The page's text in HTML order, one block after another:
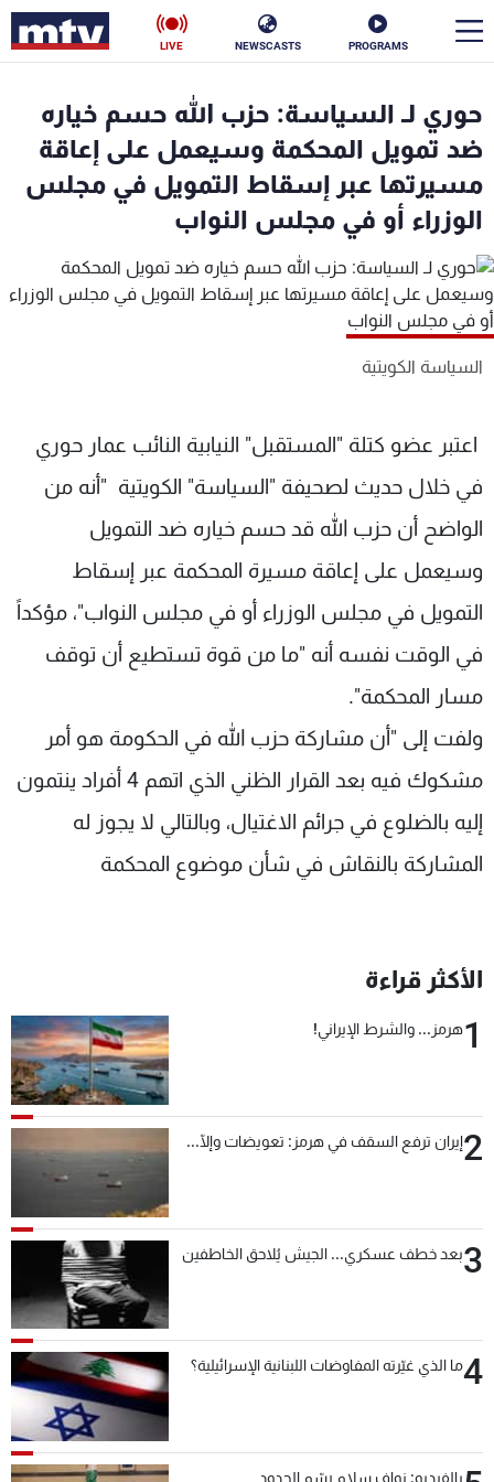
PROGRAMS
NEWSCASTS
LIVE
حوري لـ السياسة: حزب الله حسم خياره
ضد تمويل المحكمة وسيعمل على إعاقة
مسيرتها عبر إسقاط التمويل في مجلس
الوزراء أو في مجلس النواب
السياسة الكويتية
اعتبر عضو كتلة "المستقبل" النيابية النائب عمار حوري
في خلال حديث لصحيفة "السياسة" الكويتية "أنه من
الواضح أن حزب الله قد حسم خياره ضد التمويل
وسيعمل على إعاقة مسيرة المحكمة عبر إسقاط
التمويل في مجلس الوزراء أو في مجلس النواب"، مؤكداً
في الوقت نفسه أنه "ما من قوة تستطيع أن توقف
مسار المحكمة".
ولفت إلى "أن مشاركة حزب الله في الحكومة هو أمر
مشكوك فيه بعد القرار الظني الذي اتهم 4 أفراد ينتمون
إليه بالضلوع في جرائم الاغتيال، وبالتالي لا يجوز له
المشاركة بالنقاش في شأن موضوع المحكمة
الأكثر قراءة
1هرمز... والشرط الإيراني!
2إيران ترفع السقف في هرمز: تعويضات وإلّا...
3بعد خطف عسكري... الجيش يُلاحق الخاطفين
4ما الذي غيّرته المفاوضات اللبنانية الإسرائيلية؟
بالفيديو: نواف سلام رسّم الحدود
الأخبار
سياسة ناس
إقتصاد
منوعات رياضة
كأس العالم
البرامج
جدول البرامج
شاهد البرامج
الترددات
عن MTV
الإنـتـاج
لاعلاناتكم
وظائف
شروط الإسـتخدام